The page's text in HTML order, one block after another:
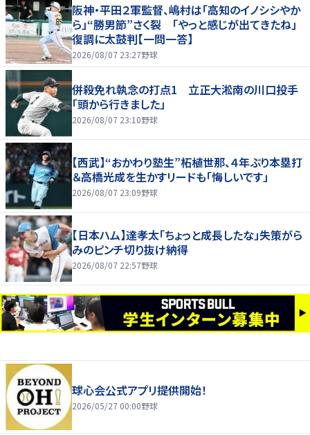
阪神・平田２軍監督、嶋村は「高知のイノシシやか
ら」“勝男節”さく裂 「やっと感じが出てきたね」
復調に太鼓判【一問一答】
2026/08/07 23:27野球
併殺免れ執念の打点1 立正大淞南の川口投手
「頭から行きました」
2026/08/07 23:10野球
【西武】“おかわり塾生”柘植世那、４年ぶり本塁打
＆高橋光成を生かすリードも「悔しいです」
2026/08/07 23:09野球
【日本ハム】達孝太「ちょっと成長したな」失策がら
みのピンチ切り抜け納得
2026/08/07 22:57野球
球心会公式アプリ提供開始！
2026/05/27 00:00野球